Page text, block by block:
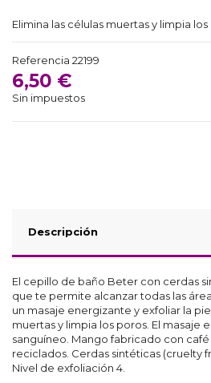
Elimina las células muertas y limpia
Referencia 22199
6,50 €
Sin impuestos
Descripción
El cepillo de baño Beter con cerdas
que te permite alcanzar todas las
un masaje energizante y exfoliar la
muertas y limpia los poros. El masaje
sanguíneo. Mango fabricado con
reciclados. Cerdas sintéticas (cruelty
Nivel de exfoliación 4.